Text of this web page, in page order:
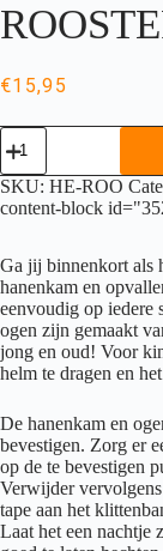
€15,95
Hoxyheads
Helmet
Ears
ROOSTER
COMB
SKU: HE-ROO
content-block
Ga jij binnenkort als
hanenkam en
eenvoudig op iedere
ogen zijn gemaakt
jong en oud! Voor
helm te dragen en
De hanenkam en
bevestigen. Zorg er
op de te bevestigen
Verwijder
tape aan het
Laat het een nachtje